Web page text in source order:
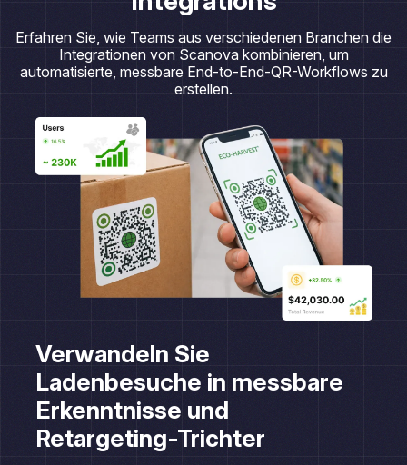
Erfahren Sie, wie Teams aus verschiedenen Branchen die
Integrationen von Scanova kombinieren, um
automatisierte, messbare End-to-End-QR-Workflows zu
erstellen.
Verwandeln Sie
Ladenbesuche in messbare
Erkenntnisse und
Retargeting-Trichter
Ein Käufer scannt einen QR-Code auf der